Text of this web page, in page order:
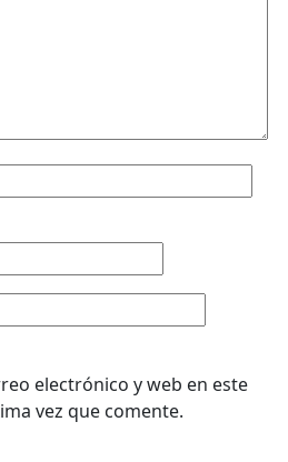
electrónico y web en este
vez que comente.